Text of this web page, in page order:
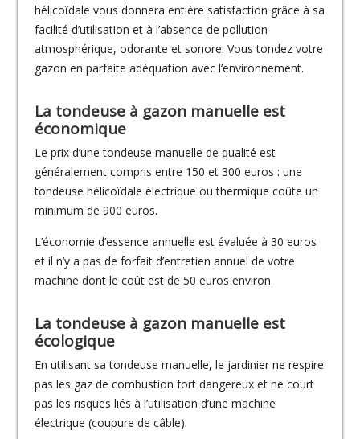
hélicoïdale vous donnera entière satisfaction grâce à sa
facilité d’utilisation et à l’absence de pollution
atmosphérique, odorante et sonore. Vous tondez votre
gazon en parfaite adéquation avec l’environnement.
La tondeuse à gazon manuelle est
économique
Le prix d’une tondeuse manuelle de qualité est
généralement compris entre 150 et 300 euros : une
tondeuse hélicoïdale électrique ou thermique coûte un
minimum de 900 euros.
L’économie d’essence annuelle est évaluée à 30 euros
et il n’y a pas de forfait d’entretien annuel de votre
machine dont le coût est de 50 euros environ.
La tondeuse à gazon manuelle est
écologique
En utilisant sa tondeuse manuelle, le jardinier ne respire
pas les gaz de combustion fort dangereux et ne court
pas les risques liés à l’utilisation d’une machine
électrique (coupure de câble).